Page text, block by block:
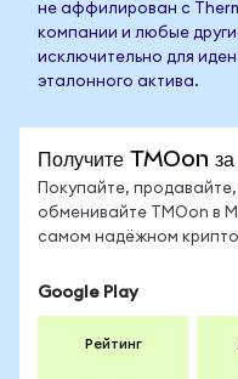
не аффилирован с
компании и любые
исключительно для
эталонного актива.
Получите TMOon за
Покупайте, продавайте,
обменивайте TMOon в
самом надёжном
Google Play
Рейтинг